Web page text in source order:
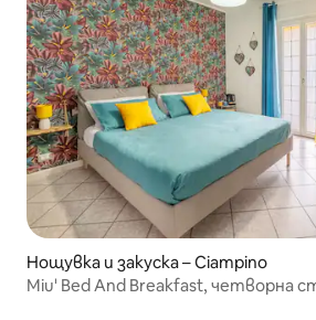
Нощувка и закуска – Ciampino
Miu' Bed And Breakfast, четворна